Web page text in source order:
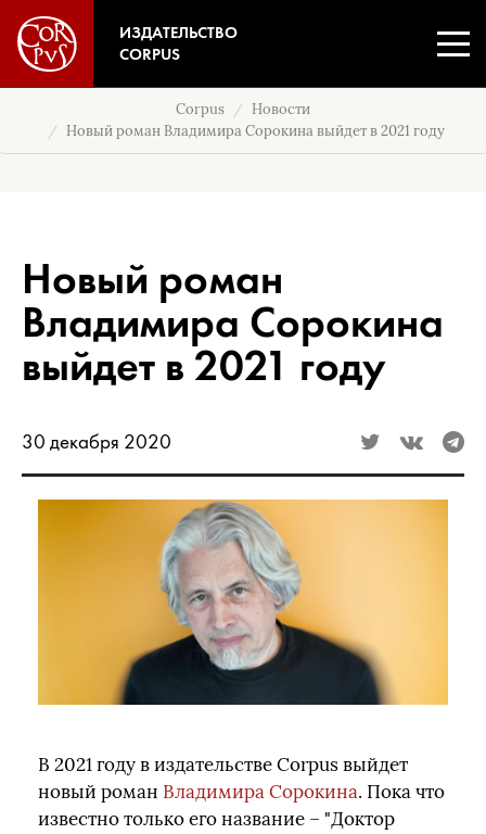
ИЗДАТЕЛЬСТВО
CORPUS
Corpus
Новости
Новый роман Владимира Сорокина выйдет в 2021 году
Новый роман
Владимира Сорокина
выйдет в 2021 году
30 декабря 2020
В 2021 году в издательстве Corpus выйдет
новый роман Владимира Сорокина. Пока что
известно только его название – "Доктор